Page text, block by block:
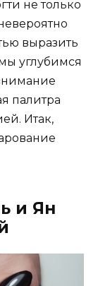
не только
выразить
углубимся
палитра
Итак,
и Ян